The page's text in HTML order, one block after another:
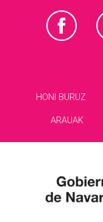
HONI BURUZ
ARAUAK